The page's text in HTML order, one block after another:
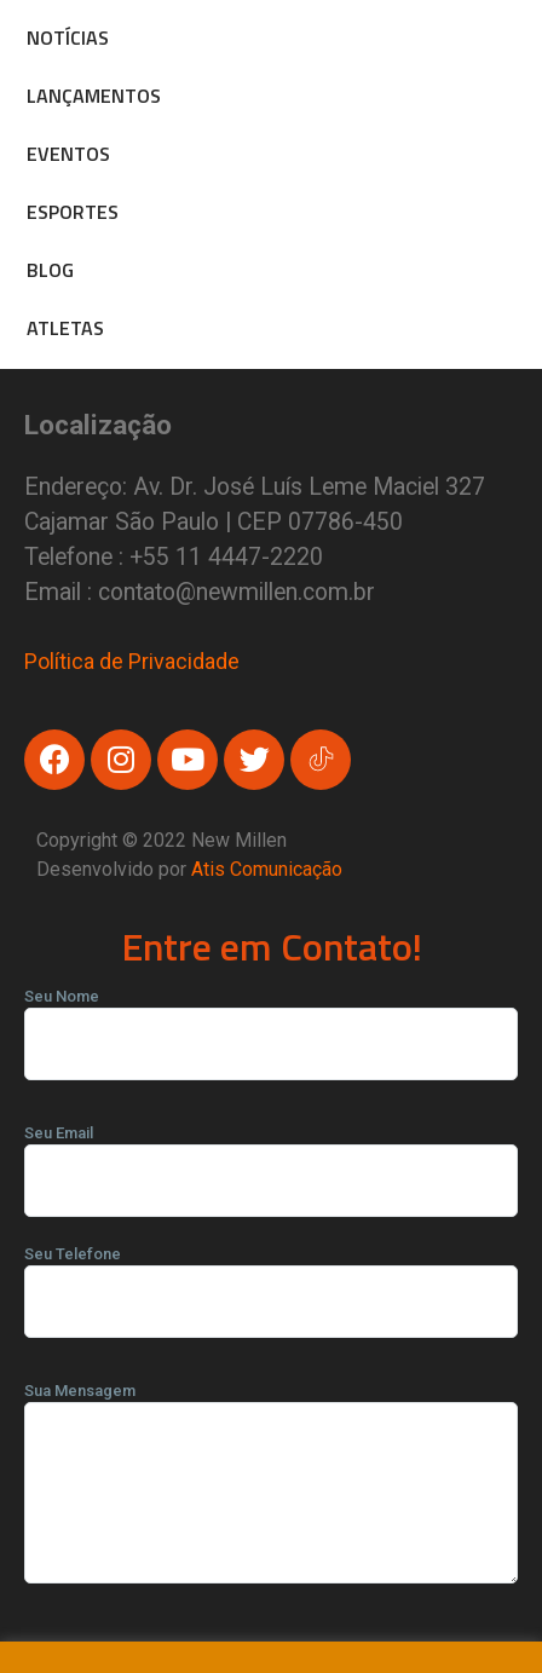
NOTÍCIAS
LANÇAMENTOS
EVENTOS
ESPORTES
BLOG
ATLETAS
Localização
Endereço: Av. Dr. José Luís Leme Maciel 327
Cajamar São Paulo | CEP 07786-450
Telefone : +55 11 4447-2220
Email : contato@newmillen.com.br
Política de Privacidade
Copyright © 2022 New Millen
Desenvolvido por Atis Comunicação
Entre em Contato!
Seu Nome
Seu Email
Seu Telefone
Sua Mensagem